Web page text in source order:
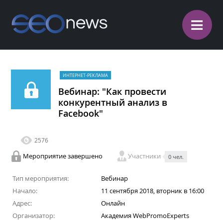
≡
ИНТЕРНЕТ-РЕКЛАМА
Вебинар: "Как провести
конкурентный анализ в
Facebook"
2576
Мероприятие завершено Участники 0 чел.
Тип мероприятия:
Вебинар
Начало:
11 сентября 2018, вторник в 16:00
Адрес:
Онлайн
Организатор:
Академия WebPromoExperts